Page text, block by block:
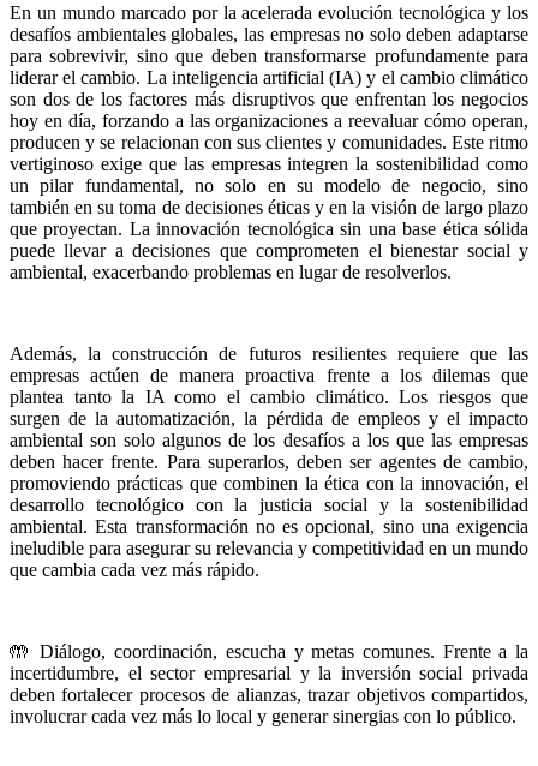
En un mundo marcado por la acelerada evolución tecnológica y los
desafíos ambientales globales, las empresas no solo deben adaptarse
para sobrevivir, sino que deben transformarse profundamente para
liderar el cambio. La inteligencia artificial (IA) y el cambio climático
son dos de los factores más disruptivos que enfrentan los negocios
hoy en día, forzando a las organizaciones a reevaluar cómo operan,
producen y se relacionan con sus clientes y comunidades. Este ritmo
vertiginoso exige que las empresas integren la sostenibilidad como
un pilar fundamental, no solo en su modelo de negocio, sino
también en su toma de decisiones éticas y en la visión de largo plazo
que proyectan. La innovación tecnológica sin una base ética sólida
puede llevar a decisiones que comprometen el bienestar social y
ambiental, exacerbando problemas en lugar de resolverlos.
Además, la construcción de futuros resilientes requiere que las
empresas actúen de manera proactiva frente a los dilemas que
plantea tanto la IA como el cambio climático. Los riesgos que
surgen de la automatización, la pérdida de empleos y el impacto
ambiental son solo algunos de los desafíos a los que las empresas
deben hacer frente. Para superarlos, deben ser agentes de cambio,
promoviendo prácticas que combinen la ética con la innovación, el
desarrollo tecnológico con la justicia social y la sostenibilidad
ambiental. Esta transformación no es opcional, sino una exigencia
ineludible para asegurar su relevancia y competitividad en un mundo
que cambia cada vez más rápido.
🤲 Diálogo, coordinación, escucha y metas comunes. Frente a la
incertidumbre, el sector empresarial y la inversión social privada
deben fortalecer procesos de alianzas, trazar objetivos compartidos,
involucrar cada vez más lo local y generar sinergias con lo público.